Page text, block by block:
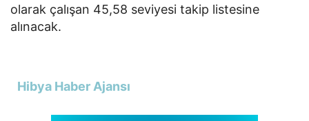
olarak çalışan 45,58 seviyesi takip listesine
alınacak.
Hibya Haber Ajansı